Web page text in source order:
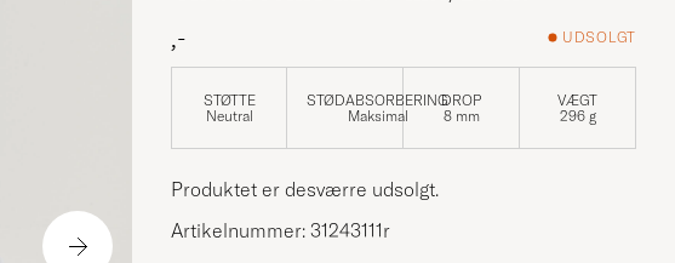
,-
UDSOLGT
STØTTE
Neutral
STØDABSORBERING
Maksimal
DROP
8 mm
VÆGT
296 g
Produktet er desværre udsolgt.
Artikelnummer: 31243111r